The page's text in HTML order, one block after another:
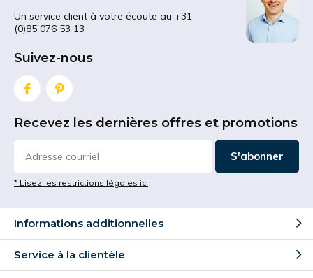
Un service client à votre écoute au +31
(0)85 076 53 13
Suivez-nous
Recevez les dernières offres et promotions
S'abonner
* Lisez les restrictions légales ici
Informations additionnelles
Service à la clientèle